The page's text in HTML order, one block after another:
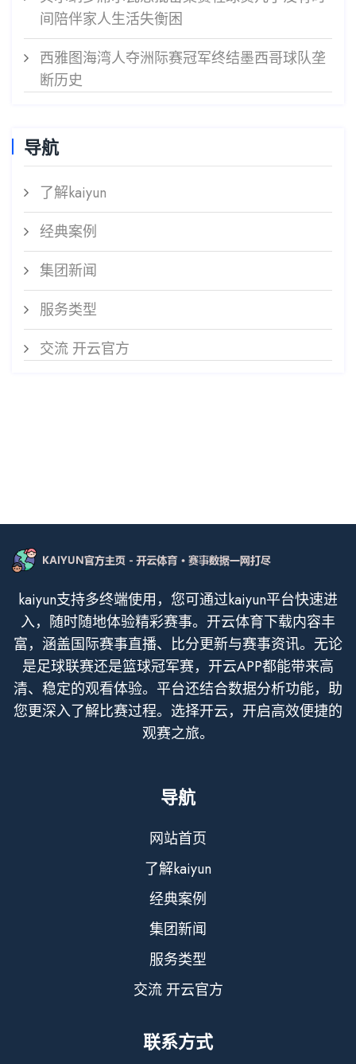
间陪伴家人生活失衡困
西雅图海湾人夺洲际赛冠军终结墨西哥球队垄
断历史
导航
了解kaiyun
经典案例
集团新闻
服务类型
交流 开云官方
kaiyun支持多终端使用，您可通过kaiyun平台快速进
入，随时随地体验精彩赛事。开云体育下载内容丰
富，涵盖国际赛事直播、比分更新与赛事资讯。无论
是足球联赛还是篮球冠军赛，开云APP都能带来高
清、稳定的观看体验。平台还结合数据分析功能，助
您更深入了解比赛过程。选择开云，开启高效便捷的
观赛之旅。
导航
网站首页
了解kaiyun
经典案例
集团新闻
服务类型
交流 开云官方
联系方式